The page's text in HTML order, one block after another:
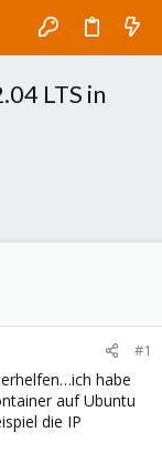
LTS in
#1
habe
auf Ubuntu
die IP